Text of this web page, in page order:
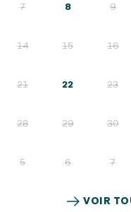
7 8 9
14 15 16
21 22 23
28 29 30
5 6 7
VOIR